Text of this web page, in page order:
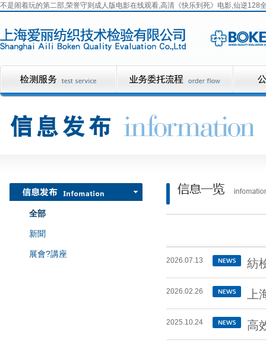
不是闹着玩的第二部,荣誉守则成人版电影在线观看,高清《快乐到死》电影,仙逆
全部
新聞
展會?講座
2026.07.13 紡
2026.02.26
2025.10.24 高